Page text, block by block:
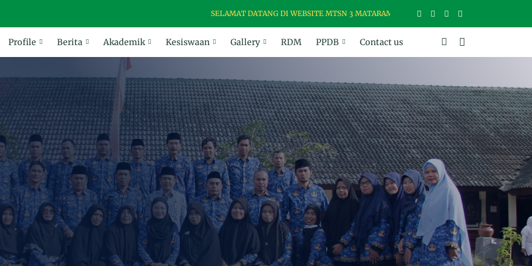
SELAMAT DATANG DI WEBSITE MTSN 3 MATARAM, MADRASAH USWAH (UNGGUL, SANTUN,
Profile Berita Akademik Kesiswaan Gallery RDM PPDB Contact us